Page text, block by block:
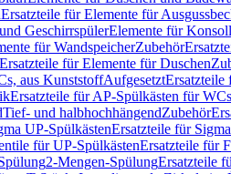
Ersatzteile für Elemente für
GeschirrspülerElemente für
für WandspeicherZubehör
Ersatzteile für Elemente für Duschen
aus KunststoffAufgesetztErsatzteile
Ersatzteile für AP-Spülkästen für
Tief- und halbhochhängendZubehör
UP-SpülkästenErsatzteile für
für UP-SpülkästenErsatzteile für
2-Mengen-SpülungErsatzteile